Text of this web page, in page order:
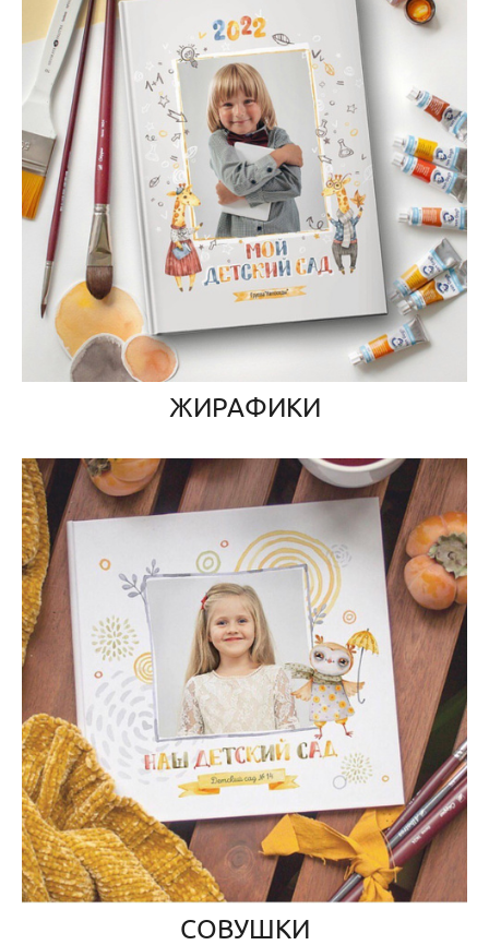
ЖИРАФИКИ
СОВУШКИ